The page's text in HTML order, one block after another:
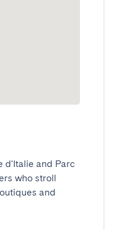
d'Italie and Parc
who stroll
and